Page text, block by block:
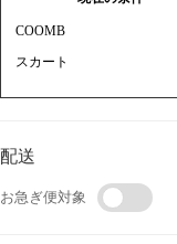
COOMB
スカート
配送
お急ぎ便対象